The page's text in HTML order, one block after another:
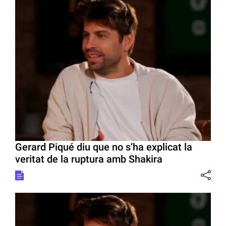
Gerard Piqué diu que no s’ha explicat la
veritat de la ruptura amb Shakira